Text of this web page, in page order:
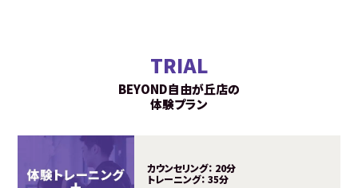
TRIAL
BEYOND自由が丘店の
体験プラン
カウンセリング： 20分
トレーニング： 35分